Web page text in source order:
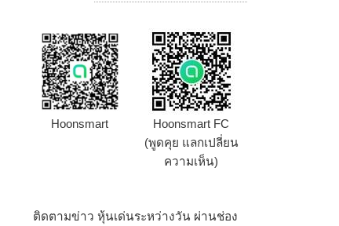
Hoonsmart
Hoonsmart FC
(พูดคุย แลกเปลี่ยน
ความเห็น)
ติดตามข่าว หุ้นเด่นระหว่างวัน ผ่านช่อง